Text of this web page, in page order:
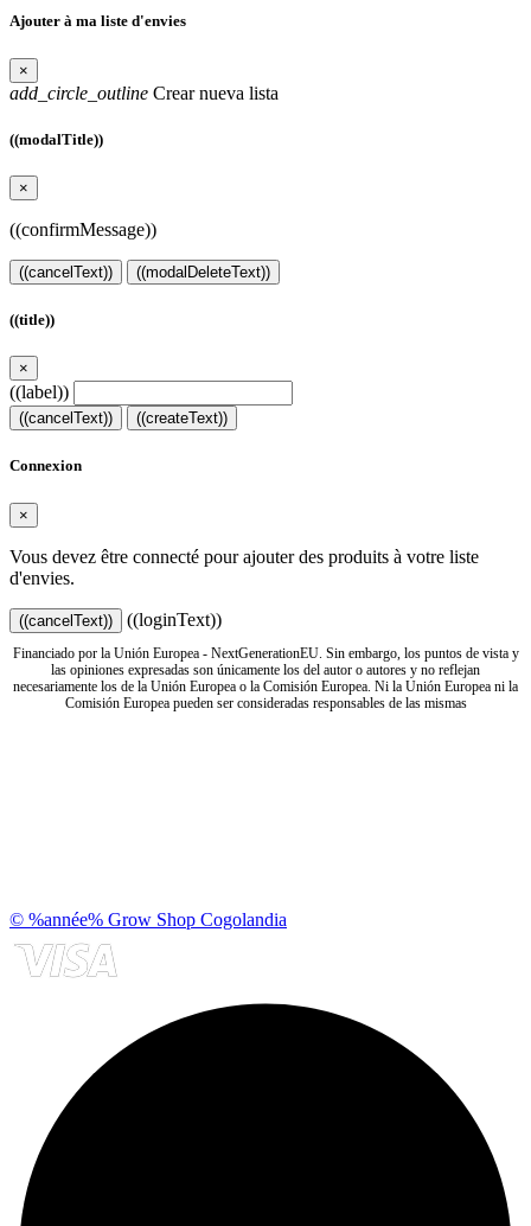
Ajouter à ma liste d'envies
×
add_circle_outline Crear nueva lista
((modalTitle))
×
((confirmMessage))
((cancelText)) ((modalDeleteText))
((title))
×
((label))
((cancelText)) ((createText))
Connexion
×
Vous devez être connecté pour ajouter des produits à votre liste
d'envies.
((cancelText)) ((loginText))
Financiado por la Unión Europea - NextGenerationEU. Sin embargo, los puntos de vista y
las opiniones expresadas son únicamente los del autor o autores y no reflejan
necesariamente los de la Unión Europea o la Comisión Europea. Ni la Unión Europea ni la
Comisión Europea pueden ser consideradas responsables de las mismas
© %année% Grow Shop Cogolandia